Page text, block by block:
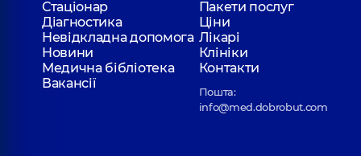
Гримайло Богдан Петрович
Стаціонар
Пакети послуг
Діагностика
Ціни
Невідкладна допомога Лікарі
Новини
Клініки
Медична бібліотека
Контакти
Вакансії
Пошта:
info@med.dobrobut.com